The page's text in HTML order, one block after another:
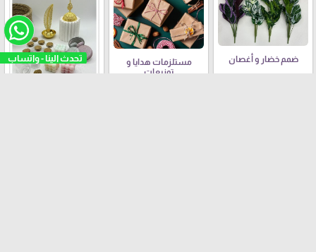
تحدث الينا - واتساب ضمم خضار و أغصان
مستلزمات هدايا و
توزيعات